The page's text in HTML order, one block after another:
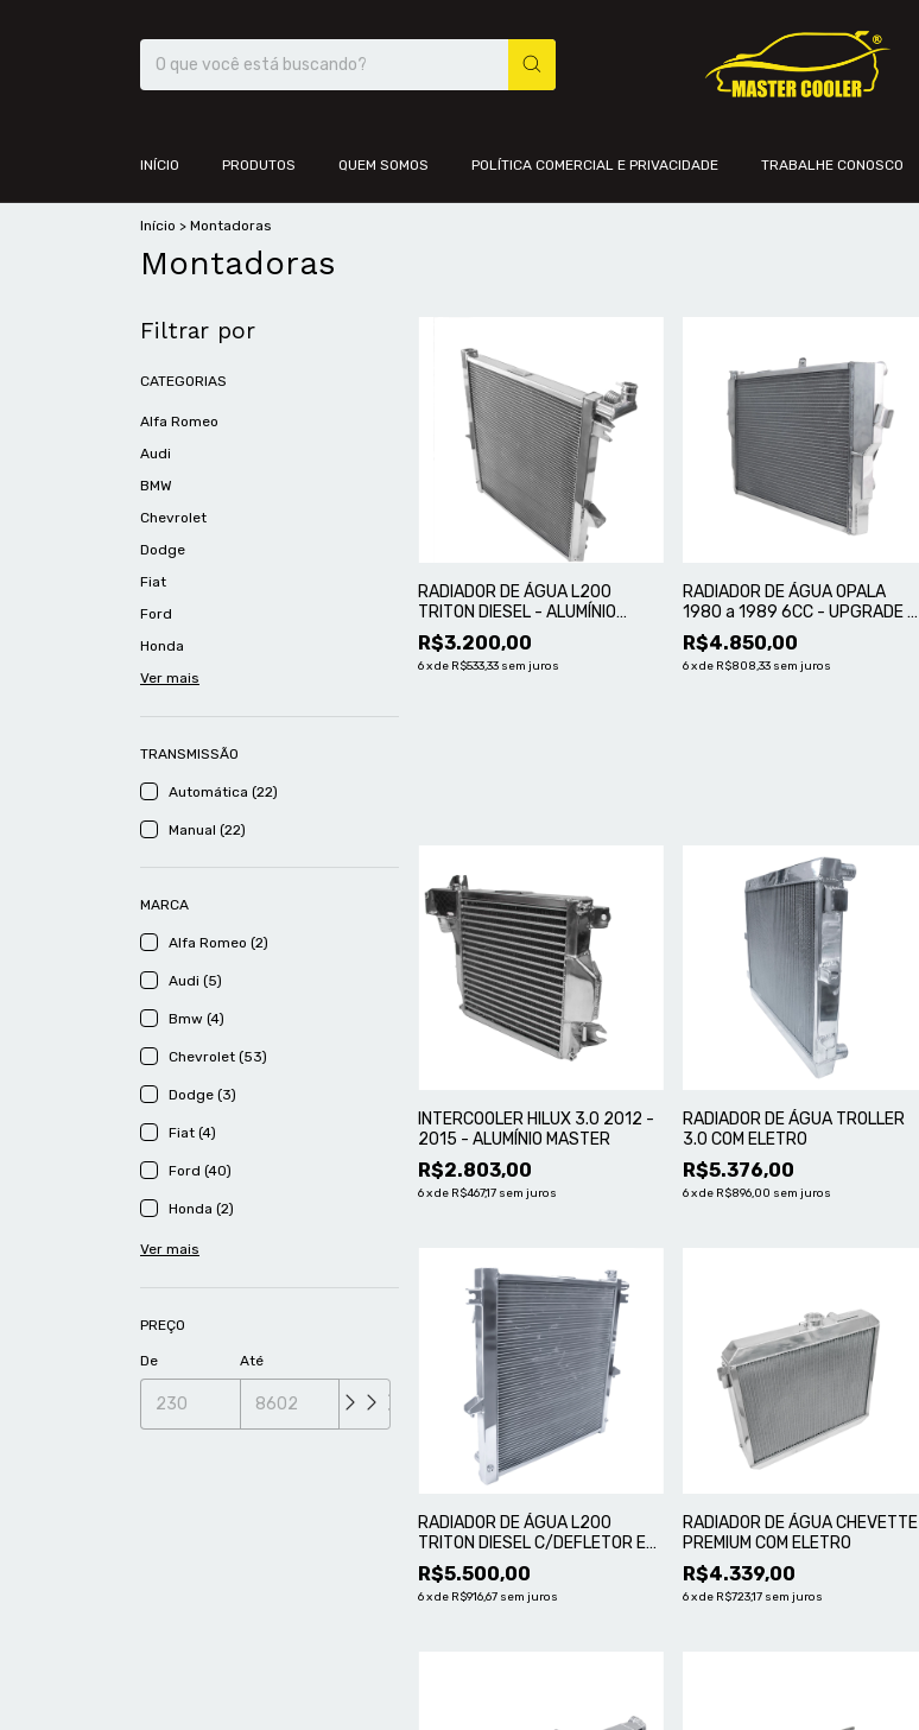
INÍCIO PRODUTOS QUEM SOMOS POLÍTICA COMERCIAL E PRIVACIDADE TRABALHE CONOSCO
Início > Montadoras
Montadoras
Filtrar por
CATEGORIAS
Alfa Romeo
Audi
BMW
Chevrolet
Dodge
Fiat
Ford
Honda
Ver mais
TRANSMISSÃO
Automática (22)
Manual (22)
MARCA
Alfa Romeo (2)
Audi (5)
Bmw (4)
Chevrolet (53)
Dodge (3)
Fiat (4)
Ford (40)
Honda (2)
Ver mais
PREÇO
De Até
RADIADOR DE ÁGUA L200
TRITON DIESEL - ALUMÍNIO
MASTER
R$3.200,00
6xde R$533,33 sem juros
RADIADOR DE ÁGUA OPALA
1980 a 1989 6CC - UPGRADE C/
ELETRO VENTILADOR DUPLO
R$4.850,00
6xde R$808,33 sem juros
INTERCOOLER HILUX 3.0 2012 -
2015 - ALUMÍNIO MASTER
R$2.803,00
6xde R$467,17 sem juros
RADIADOR DE ÁGUA TROLLER
3.0 COM ELETRO
R$5.376,00
6xde R$896,00 sem juros
RADIADOR DE ÁGUA L200
TRITON DIESEL C/DEFLETOR E
ELETROVENTILADOR
R$5.500,00
6xde R$916,67 sem juros
RADIADOR DE ÁGUA CHEVETTE
PREMIUM COM ELETRO
R$4.339,00
6xde R$723,17 sem juros